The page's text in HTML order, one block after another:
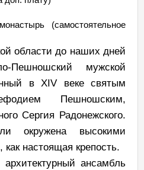
(самостоятельное
области до наших дней
Пешношский мужской
в XIV веке святым
Пешношским,
Сергия Радонежского.
окружена высокими
настоящая крепость.
ансамбль